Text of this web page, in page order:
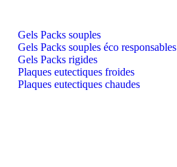
Gels Packs souples
Gels Packs souples éco responsables
Gels Packs rigides
Plaques eutectiques froides
Plaques eutectiques chaudes